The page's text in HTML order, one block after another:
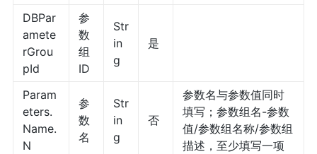
DBPar
amete
rGrou
pId
参
数
组
ID
Str
in
g
是
Param
eters.
Name.
N
参
数
名
Str
in
g
否
参数名与参数值同时
填写；参数组名-参数
值/参数组名称/参数组
描述，至少填写一项